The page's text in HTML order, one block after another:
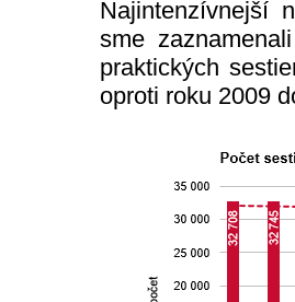
Najintenzívnejší
sme
praktických
oproti roku 2009